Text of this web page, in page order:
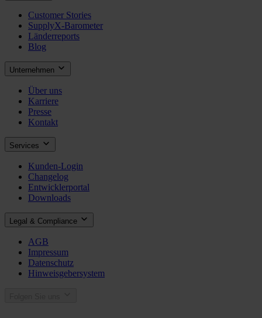
Customer Stories
SupplyX-Barometer
Länderreports
Blog
Unternehmen
Über uns
Karriere
Presse
Kontakt
Services
Kunden-Login
Changelog
Entwicklerportal
Downloads
Legal & Compliance
AGB
Impressum
Datenschutz
Hinweisgebersystem